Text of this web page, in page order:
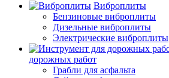
Виброплиты
Бензиновые виброплиты
Дизельные виброплиты
Электрические виброплиты
дорожных работ
Грабли для асфальта